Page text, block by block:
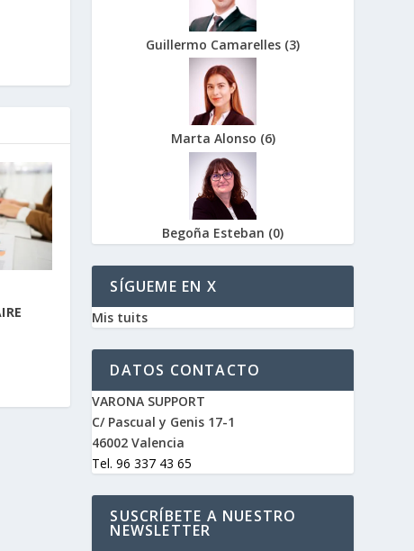
Guillermo Camarelles (3)
Marta Alonso (6)
Begoña Esteban (0)
SÍGUEME EN X
Mis tuits
DATOS CONTACTO
VARONA SUPPORT
C/ Pascual y Genis 17-1
46002 Valencia
Tel. 96 337 43 65
SUSCRÍBETE A NUESTRO
NEWSLETTER